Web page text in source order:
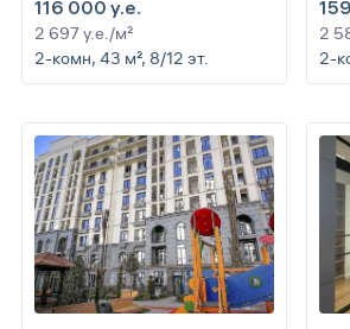
116 000 y.e.
2 697 y.e./м²
2-комн, 43 м², 8/12 эт.
2
2-